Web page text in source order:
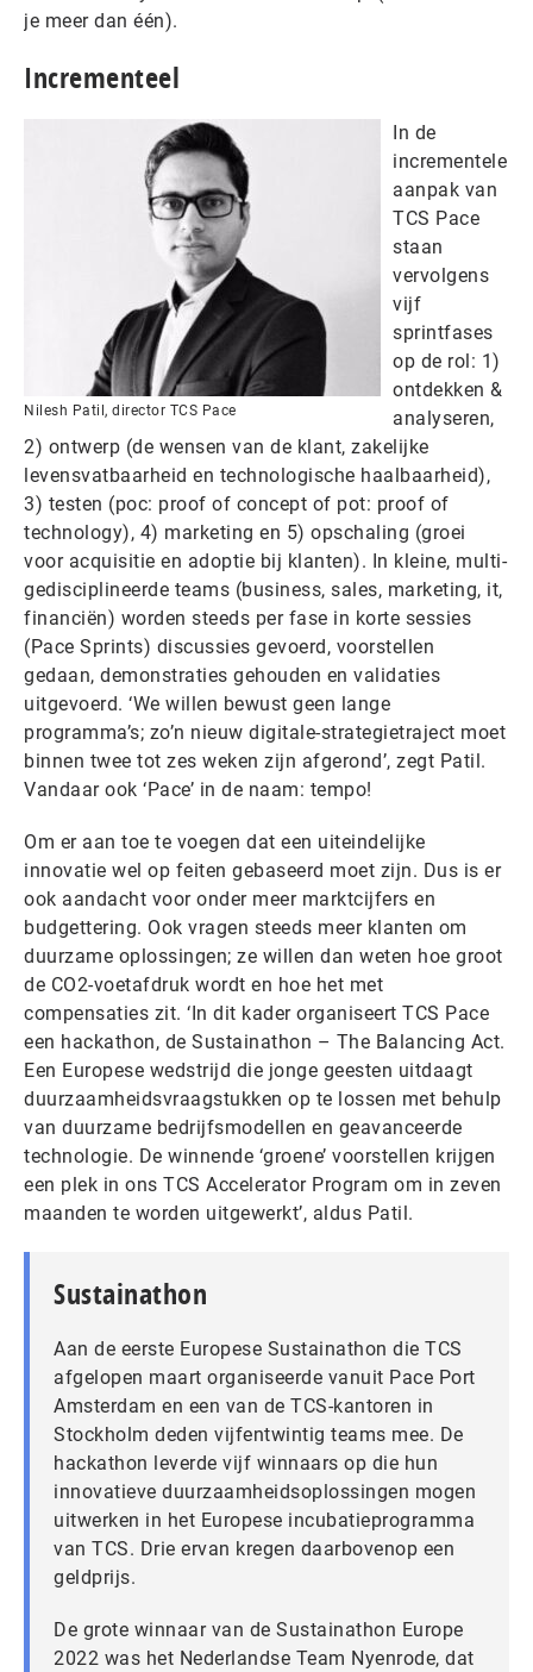
je meer dan één).
Incrementeel
Nilesh Patil, director TCS Pace
In de
incrementele
aanpak van
TCS Pace
staan
vervolgens
vijf
sprintfases
op de rol: 1)
ontdekken &
analyseren,
2) ontwerp (de wensen van de klant, zakelijke
levensvatbaarheid en technologische haalbaarheid),
3) testen (poc: proof of concept of pot: proof of
technology), 4) marketing en 5) opschaling (groei
voor acquisitie en adoptie bij klanten). In kleine, multi-
gedisciplineerde teams (business, sales, marketing, it,
financiën) worden steeds per fase in korte sessies
(Pace Sprints) discussies gevoerd, voorstellen
gedaan, demonstraties gehouden en validaties
uitgevoerd. ‘We willen bewust geen lange
programma’s; zo’n nieuw digitale-strategietraject moet
binnen twee tot zes weken zijn afgerond’, zegt Patil.
Vandaar ook ‘Pace’ in de naam: tempo!
Om er aan toe te voegen dat een uiteindelijke
innovatie wel op feiten gebaseerd moet zijn. Dus is er
ook aandacht voor onder meer marktcijfers en
budgettering. Ook vragen steeds meer klanten om
duurzame oplossingen; ze willen dan weten hoe groot
de CO2-voetafdruk wordt en hoe het met
compensaties zit. ‘In dit kader organiseert TCS Pace
een hackathon, de Sustainathon – The Balancing Act.
Een Europese wedstrijd die jonge geesten uitdaagt
duurzaamheidsvraagstukken op te lossen met behulp
van duurzame bedrijfsmodellen en geavanceerde
technologie. De winnende ‘groene’ voorstellen krijgen
een plek in ons TCS Accelerator Program om in zeven
maanden te worden uitgewerkt’, aldus Patil.
Sustainathon
Aan de eerste Europese Sustainathon die TCS
afgelopen maart organiseerde vanuit Pace Port
Amsterdam en een van de TCS-kantoren in
Stockholm deden vijfentwintig teams mee. De
hackathon leverde vijf winnaars op die hun
innovatieve duurzaamheidsoplossingen mogen
uitwerken in het Europese incubatieprogramma
van TCS. Drie ervan kregen daarbovenop een
geldprijs.
De grote winnaar van de Sustainathon Europe
2022 was het Nederlandse Team Nyenrode, dat